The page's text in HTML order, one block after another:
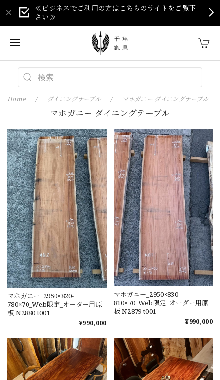
≪ビジネスでご利用の方はこちらのサイトをご覧下
さい≫
Home ダイニングテーブル マホガニー ダイニングテーブル
マホガニー ダイニングテーブル
マホガニー_2950×820-
780×70_Web限定_オーダー用原
板 N2880 t001
¥990,000
マホガニー_2950×830-
810×70_Web限定_オーダー用原
板 N2879 t001
¥990,000